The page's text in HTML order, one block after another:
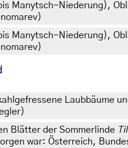
Manytsch-Niederung),
Manytsch-Niederung),
Laubbäume
Blätter der Sommerlinde
war: Österreich,